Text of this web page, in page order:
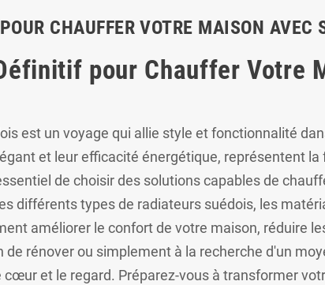
CHAUFFER VOTRE MAISON AVEC
pour Chauffer Votre
est un voyage qui allie style et fonctionnalité
et leur efficacité énergétique, représentent
de choisir des solutions capables de
différents types de radiateurs suédois, les
améliorer le confort de votre maison, réduire
rénover ou simplement à la recherche d'un
et le regard. Préparez-vous à transformer